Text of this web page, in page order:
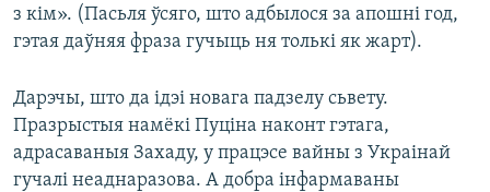
з кім». (Пасьля ўсяго, што адбылося за апошні год,
гэтая даўняя фраза гучыць ня толькі як жарт).
Дарэчы, што да ідэі новага падзелу сьвету.
Празрыстыя намёкі Пуціна наконт гэтага,
адрасаваныя Захаду, у працэсе вайны з Украінай
гучалі неаднаразова. А добра інфармаваны